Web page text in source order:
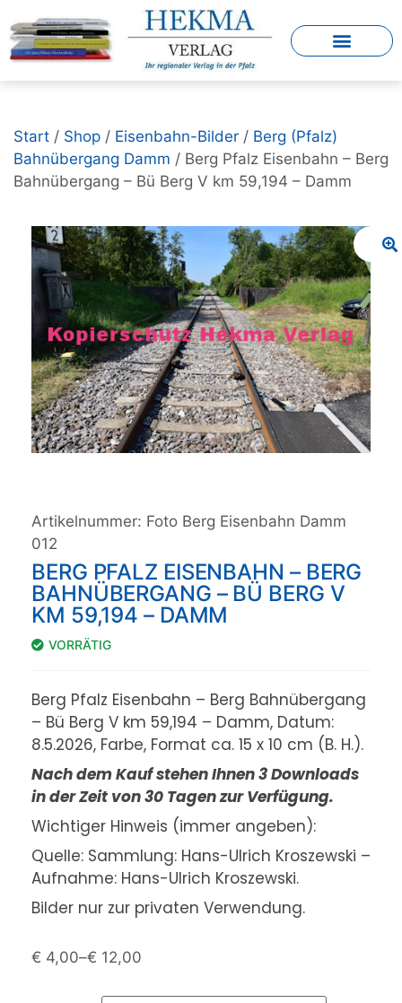
Start / Shop / Eisenbahn-Bilder / Berg (Pfalz)
Bahnübergang Damm / Berg Pfalz Eisenbahn – Berg
Bahnübergang – Bü Berg V km 59,194 – Damm
Artikelnummer: Foto Berg Eisenbahn Damm
012
BERG PFALZ EISENBAHN – BERG
BAHNÜBERGANG – BÜ BERG V
KM 59,194 – DAMM
VORRÄTIG
Berg Pfalz Eisenbahn – Berg Bahnübergang
– Bü Berg V km 59,194 – Damm, Datum:
8.5.2026, Farbe, Format ca. 15 x 10 cm (B. H.).
Nach dem Kauf stehen Ihnen 3 Downloads
in der Zeit von 30 Tagen zur Verfügung.
Wichtiger Hinweis (immer angeben):
Quelle: Sammlung: Hans-Ulrich Kroszewski –
Aufnahme: Hans-Ulrich Kroszewski.
Bilder nur zur privaten Verwendung.
€ 4,00–€ 12,00